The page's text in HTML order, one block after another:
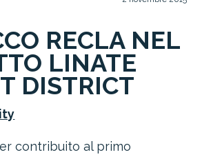
RECLA NEL
LINATE
DISTRICT
contribuito al primo